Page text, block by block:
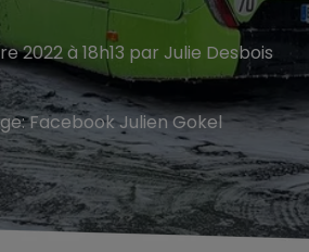
2022 à 18h13 par Julie Desbois
Facebook Julien Gokel